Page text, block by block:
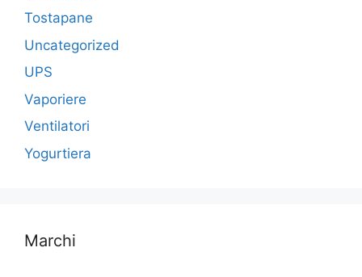
Tostapane
Uncategorized
UPS
Vaporiere
Ventilatori
Yogurtiera
Marchi